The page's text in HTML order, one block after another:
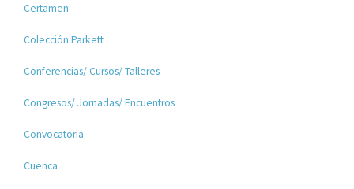
Certamen
Colección Parkett
Conferencias/ Cursos/ Talleres
Congresos/ Jornadas/ Encuentros
Convocatoria
Cuenca